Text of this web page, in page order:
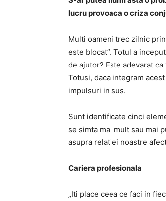
lucru provoaca o criza
Multi oameni trec zilnic
este blocat”. Totul a
de ajutor? Este adevarat
Totusi, daca integram
impulsuri in sus.
Sunt identificate cinci
se simta mai mult sau mai
asupra relatiei noastre
Cariera profesionala
„Iti place ceea ce faci in